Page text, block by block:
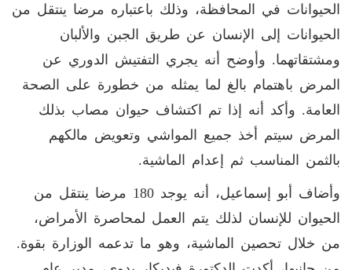
الحيوانات في المحافظة، وذلك باعتباره مرضا ينتقل من
الحيوانات إلى الإنسان عن طريق الجبن والألبان
ومشتقاتهما. وأوضح أنه يجري التفتيش الدوري عن
المرض باهتمام بالغ لما يمثله من خطورة على الصحة
العامة. وأكد أنه إذا تم اكتشاف حيوان مصاب بذلك
المرض سيتم أخذ جميع المواشي وتعويض مالكهم
بالثمن المناسب ثم إعدام الماشية.
وأضاف أبو إسماعيل، أنه يوجد 180 مرضا ينتقل من
الحيوان للإنسان لذلك يتم العمل لمحاصرة الأمراض،
من خلال تحصين الماشية، وهو ما تدعمه الوزارة بقوة.